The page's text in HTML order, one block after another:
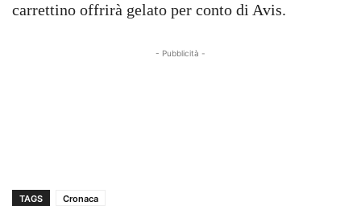
carrettino offrirà gelato per conto di Avis.
- Pubblicità -
TAGS Cronaca